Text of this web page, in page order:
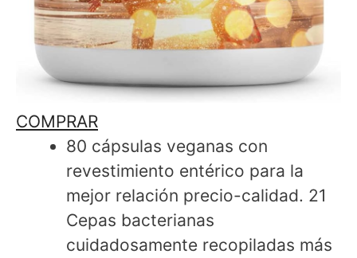
COMPRAR
80 cápsulas veganas con
revestimiento entérico para la
mejor relación precio-calidad. 21
Cepas bacterianas
cuidadosamente recopiladas más